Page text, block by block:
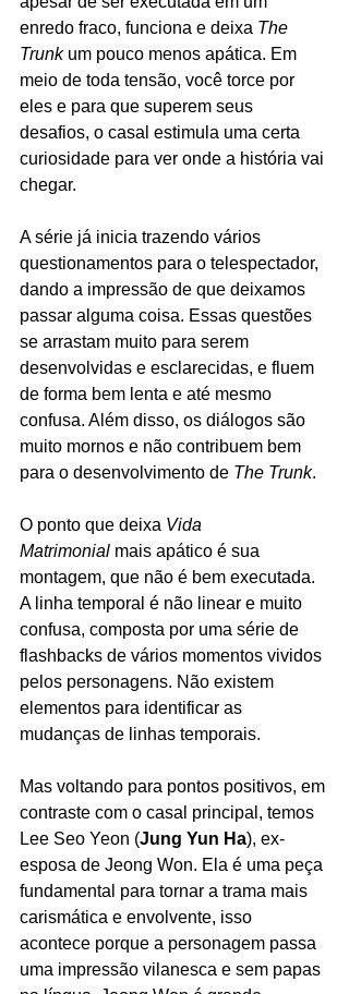
enredo fraco, funciona e deixa The
Trunk um pouco menos apática. Em
meio de toda tensão, você torce por
eles e para que superem seus
desafios, o casal estimula uma certa
curiosidade para ver onde a história vai
chegar.
A série já inicia trazendo vários
questionamentos para o telespectador,
dando a impressão de que deixamos
passar alguma coisa. Essas questões
se arrastam muito para serem
desenvolvidas e esclarecidas, e fluem
de forma bem lenta e até mesmo
confusa. Além disso, os diálogos são
muito mornos e não contribuem bem
para o desenvolvimento de The Trunk.
O ponto que deixa Vida
Matrimonial mais apático é sua
montagem, que não é bem executada.
A linha temporal é não linear e muito
confusa, composta por uma série de
flashbacks de vários momentos vividos
pelos personagens. Não existem
elementos para identificar as
mudanças de linhas temporais.
Mas voltando para pontos positivos, em
contraste com o casal principal, temos
Lee Seo Yeon (Jung Yun Ha), ex-
esposa de Jeong Won. Ela é uma peça
fundamental para tornar a trama mais
carismática e envolvente, isso
acontece porque a personagem passa
uma impressão vilanesca e sem papas